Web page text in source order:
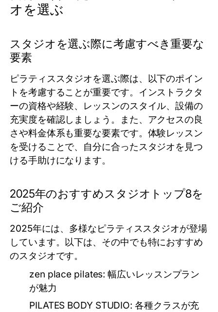
オを選ぶ
スタジオを選ぶ際に考慮すべき重要な
要素
ピラティススタジオを選ぶ際は、以下のポイン
トを考慮することが重要です。インストラクタ
ーの資格や経験、レッスンのスタイル、設備の
充実度を確認しましょう。また、アクセスの良
さや料金体系も重要な要素です。体験レッスン
を受けることで、自分に合ったスタジオを見つ
ける手助けになります。
2025年のおすすめスタジオトップ8を
ご紹介
2025年には、多様なピラティススタジオが登場
しています。以下は、その中でも特におすすめ
のスタジオです。
zen place pilates: 幅広いレッスンプラン
が魅力
PILATES BODY STUDIO: 各種クラスが充